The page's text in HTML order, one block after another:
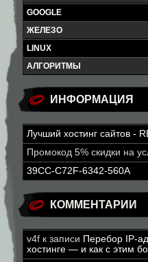
GOOGLE
ЖЕЛЕЗО
LINUX
АЛГОРИТМЫ
ИНФОРМАЦИЯ
Лучший хостинг сайтов -
Промокод 5% скидки на
39CC-C72F-6342-560A
КОММЕНТАРИИ
v4f к записи Перебор IP-
хостинге — и как с этим